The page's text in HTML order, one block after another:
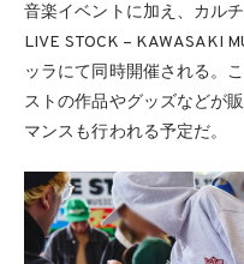
音楽イベントに加え、カル
LIVE STOCK – KAWASAKI
ッラにて同時開催される。
ストの作品やグッズなどが
マンスも行われる予定だ。